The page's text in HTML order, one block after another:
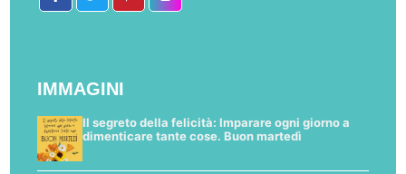
IMMAGINI
Il segreto della felicità: Imparare ogni giorno a
dimenticare tante cose. Buon martedì